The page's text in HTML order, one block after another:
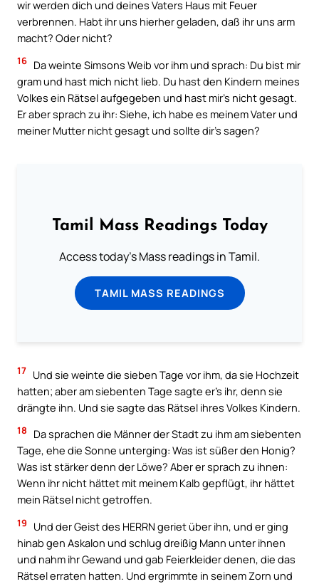
wir werden dich und deines Vaters Haus mit Feuer
verbrennen. Habt ihr uns hierher geladen, daß ihr uns arm
macht? Oder nicht?
16 Da weinte Simsons Weib vor ihm und sprach: Du bist mir
gram und hast mich nicht lieb. Du hast den Kindern meines
Volkes ein Rätsel aufgegeben und hast mir’s nicht gesagt.
Er aber sprach zu ihr: Siehe, ich habe es meinem Vater und
meiner Mutter nicht gesagt und sollte dir’s sagen?
Tamil Mass Readings Today
Access today's Mass readings in Tamil.
TAMIL MASS READINGS
17 Und sie weinte die sieben Tage vor ihm, da sie Hochzeit
hatten; aber am siebenten Tage sagte er’s ihr, denn sie
drängte ihn. Und sie sagte das Rätsel ihres Volkes Kindern.
18
Da sprachen die Männer der Stadt zu ihm am siebenten
Tage, ehe die Sonne unterging: Was ist süßer den Honig?
Was ist stärker denn der Löwe? Aber er sprach zu ihnen:
Wenn ihr nicht hättet mit meinem Kalb gepflügt, ihr hättet
mein Rätsel nicht getroffen.
19
Und der Geist des HERRN geriet über ihn, und er ging
hinab gen Askalon und schlug dreißig Mann unter ihnen
und nahm ihr Gewand und gab Feierkleider denen, die das
Rätsel erraten hatten. Und ergrimmte in seinem Zorn und